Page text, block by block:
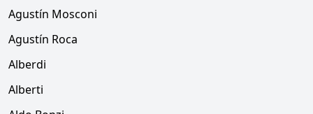
Agustín Mosconi
Agustín Roca
Alberdi
Alberti